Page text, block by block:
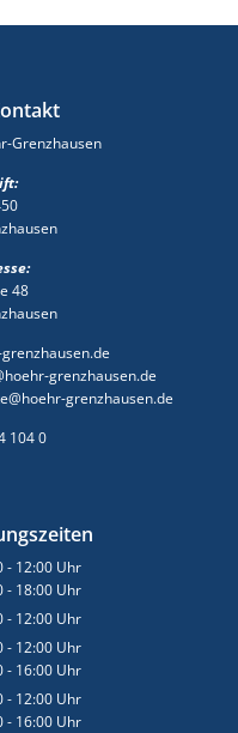
Grenzhausen
48
grenzhausen.de
grenzhausen.de
104 0
- 12:00 Uhr
Von 08:00 bis 12:00 Uhr
- 18:00 Uhr
Von 13:00 bis 18:00 Uhr
- 12:00 Uhr
Von 08:00 bis 12:00 Uhr
- 12:00 Uhr
Von 08:00 bis 12:00 Uhr
- 16:00 Uhr
Von 13:00 bis 16:00 Uhr
- 12:00 Uhr
Von 08:00 bis 12:00 Uhr
- 16:00 Uhr